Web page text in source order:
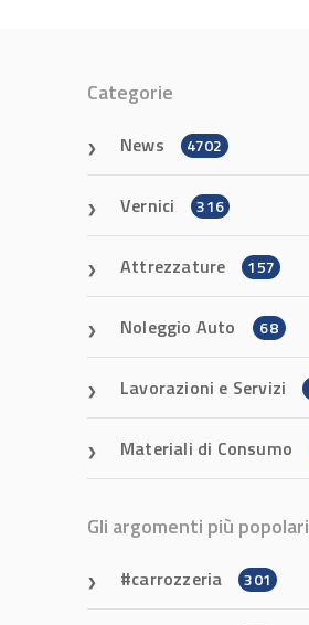
Categorie
News 4702
Vernici 316
Attrezzature 157
Noleggio Auto 68
Lavorazioni e Servizi
Materiali di Consumo
Gli argomenti più popolari
carrozzeria 301